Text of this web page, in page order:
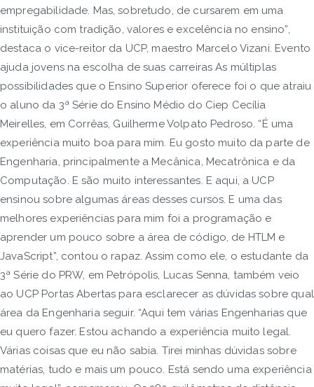
empregabilidade. Mas, sobretudo, de cursarem em uma
instituição com tradição, valores e excelência no ensino”,
destaca o vice-reitor da UCP, maestro Marcelo Vizani. Evento
ajuda jovens na escolha de suas carreiras As múltiplas
possibilidades que o Ensino Superior oferece foi o que atraiu
o aluno da 3ª Série do Ensino Médio do Ciep Cecília
Meirelles, em Corrêas, Guilherme Volpato Pedroso. “É uma
experiência muito boa para mim. Eu gosto muito da parte de
Engenharia, principalmente a Mecânica, Mecatrônica e da
Computação. E são muito interessantes. E aqui, a UCP
ensinou sobre algumas áreas desses cursos. E uma das
melhores experiências para mim foi a programação e
aprender um pouco sobre a área de código, de HTLM e
JavaScript”, contou o rapaz. Assim como ele, o estudante da
3ª Série do PRW, em Petrópolis, Lucas Senna, também veio
ao UCP Portas Abertas para esclarecer as dúvidas sobre qual
área da Engenharia seguir. “Aqui tem várias Engenharias que
eu quero fazer. Estou achando a experiência muito legal.
Várias coisas que eu não sabia. Tirei minhas dúvidas sobre
matérias, tudo e mais um pouco. Está sendo uma experiência